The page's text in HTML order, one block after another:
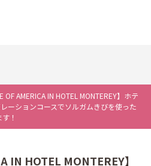
OF AMERICA IN HOTEL MONTEREY】ホテ
ーションコースでソルガムきびを使った
！
IN HOTEL MONTEREY】